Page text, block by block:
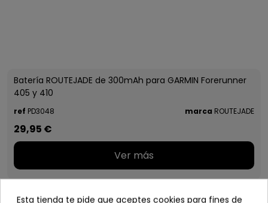
Batería ROUTEJADE de 300mAh para GARMIN Forerunner
405 y 410
ref PD3048 marca ROUTEJADE
29,95 €
Ver más
Esta tienda te pide que aceptes cookies para fines de